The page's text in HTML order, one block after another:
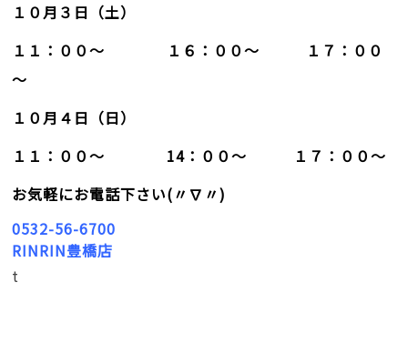
１０月３日（土）
１１：００～ １６：００～ １７：００
～
１０月４日（日）
１１：００～ 14：００～ １７：００～
お気軽にお電話下さい(〃∇〃)
0532-56-6700
RINRIN豊橋店
t